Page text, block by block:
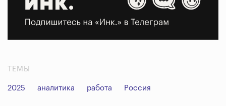
ТЕМЫ
2025 аналитика работа Россия